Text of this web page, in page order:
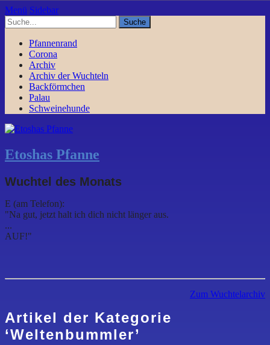
Menü Sidebar
Pfannenrand
Corona
Archiv
Archiv der Wuchteln
Backförmchen
Palau
Schweinehunde
Etoshas Pfanne
Wuchtel des Monats
E (am Telefon):
"Na gut, jetzt halt ich dich nicht länger aus.
...
AUF!"
Zum Wuchtelarchiv
Artikel der Kategorie
‘Weltenbummler’